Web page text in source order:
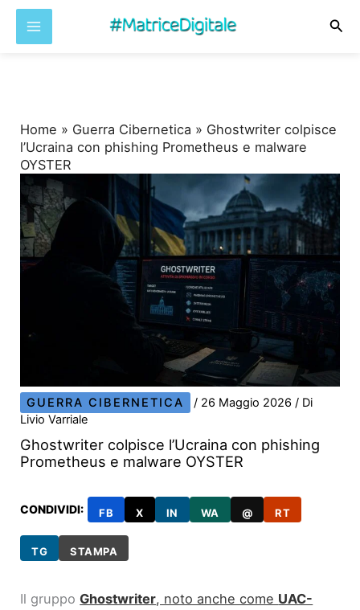
Home » Guerra Cibernetica » Ghostwriter colpisce
l’Ucraina con phishing Prometheus e malware
OYSTER
GUERRA CIBERNETICA / 26 Maggio 2026/ Di
Livio Varriale
Ghostwriter colpisce l’Ucraina con phishing
Prometheus e malware OYSTER
CONDIVIDI: FB X IN WA @ RT
TG STAMPA
Il gruppoGhostwriter, noto anche come UAC-